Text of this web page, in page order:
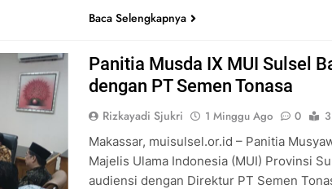
Baca Selengkapnya
Panitia Musda IX MUI Sulsel
dengan PT Semen Tonasa
Rizkayadi Sjukri 1 Minggu Ago 0
Makassar, muisulsel.or.id – Panitia
Majelis Ulama Indonesia (MUI) Provinsi
audiensi dengan Direktur PT Semen